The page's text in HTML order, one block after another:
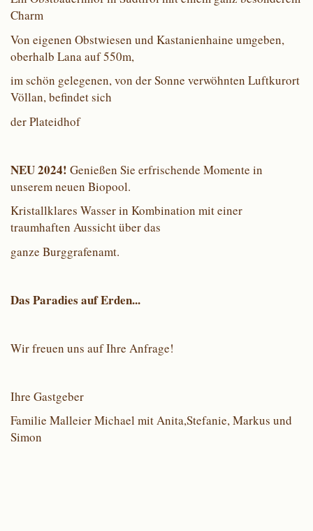
Charm
Von eigenen Obstwiesen und Kastanienhaine umgeben,
oberhalb Lana auf 550m,
im schön gelegenen, von der Sonne verwöhnten Luftkurort
Völlan, befindet sich
der Plateidhof
NEU 2024! Genießen Sie erfrischende Momente in
unserem neuen Biopool.
Kristallklares Wasser in Kombination mit einer
traumhaften Aussicht über das
ganze Burggrafenamt.
Das Paradies auf Erden...
Wir freuen uns auf Ihre Anfrage!
Ihre Gastgeber
Familie Malleier Michael mit Anita,Stefanie, Markus und
Simon